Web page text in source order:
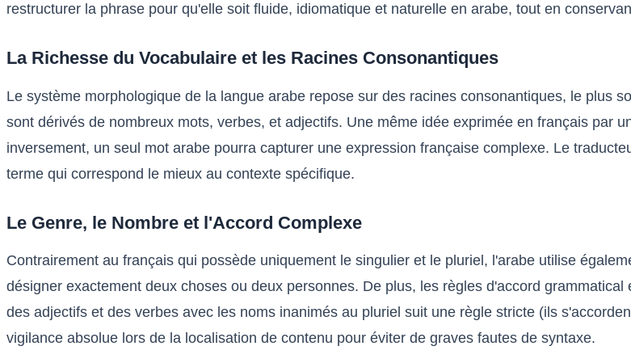
restructurer la phrase pour qu'elle soit fluide, idiomatique et naturelle en arabe, tout en
La Richesse du Vocabulaire et les Racines Consonantiques
Le système morphologique de la langue arabe repose sur des racines consonantiques, le plus
sont dérivés de nombreux mots, verbes, et adjectifs. Une même idée exprimée en français par
inversement, un seul mot arabe pourra capturer une expression française complexe. Le
terme qui correspond le mieux au contexte spécifique.
Le Genre, le Nombre et l'Accord Complexe
Contrairement au français qui possède uniquement le singulier et le pluriel, l'arabe utilise
désigner exactement deux choses ou deux personnes. De plus, les règles d'accord
des adjectifs et des verbes avec les noms inanimés au pluriel suit une règle stricte (ils
vigilance absolue lors de la localisation de contenu pour éviter de graves fautes de syntaxe.